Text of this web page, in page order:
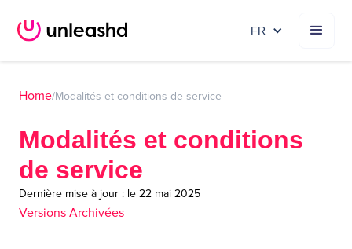
FR
Home/Modalités et conditions de service
Modalités et conditions
de service
Dernière mise à jour : le 22 mai 2025
Versions Archivées